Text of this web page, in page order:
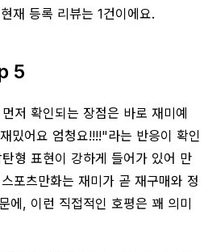
재 등록 리뷰는 1건이에요.
5
저 확인되는 장점은 바로 재미예
밌어요 엄청요!!!!"라는 반응이 확인
형 표현이 강하게 들어가 있어 만
포츠만화는 재미가 곧 재구매와 정
에, 이런 직접적인 호평은 꽤 의미